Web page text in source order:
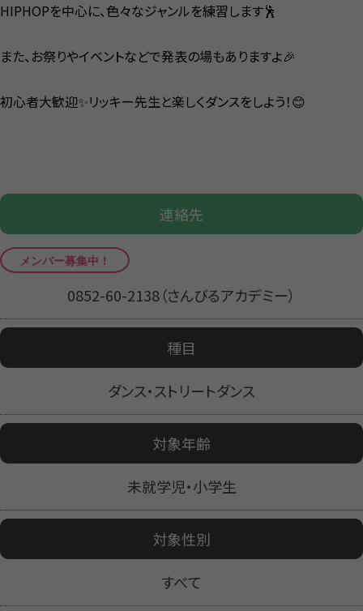
HIPHOPを中心に、色々なジャンルを練習します🕺
また、お祭りやイベントなどで発表の場もありますよ🎉
初心者大歓迎✨リッキー先生と楽しくダンスをしよう！😊
連絡先
0852-60-2138（さんびるアカデミー）
種目
ダンス・ストリートダンス
対象年齢
未就学児・小学生
対象性別
すべて